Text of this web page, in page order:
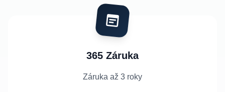
365 Záruka
Záruka až 3 roky